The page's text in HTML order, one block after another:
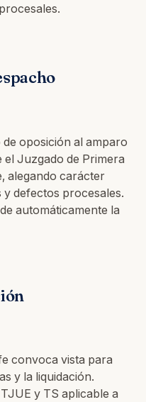
oposición al amparo
el Juzgado de Primera
alegando carácter
defectos procesales.
automáticamente la
convoca vista para
y la liquidación.
y TS aplicable a